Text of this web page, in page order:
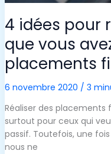
4 idées pour
que vous
placements
6 novembre 2020 / 3
Réaliser des
surtout pour ceux qui
passif. Toutefois, une
nous ne